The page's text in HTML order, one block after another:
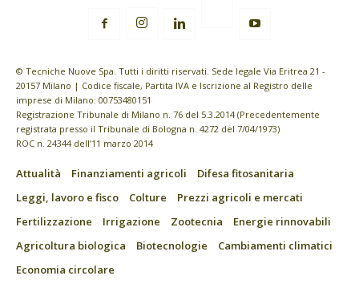
© Tecniche Nuove Spa. Tutti i diritti riservati. Sede legale Via Eritrea 21 -
20157 Milano | Codice fiscale, Partita IVA e Iscrizione al Registro delle
imprese di Milano: 00753480151
Registrazione Tribunale di Milano n. 76 del 5.3.2014 (Precedentemente
registrata presso il Tribunale di Bologna n. 4272 del 7/04/1973)
ROC n. 24344 dell’11 marzo 2014
Attualità Finanziamenti agricoli
Difesa fitosanitaria
Leggi, lavoro e fisco
Colture
Prezzi agricoli e mercati
Fertilizzazione
Irrigazione Zootecnia
Energie rinnovabili
Agricoltura biologica
Biotecnologie
Cambiamenti climatici
Economia circolare